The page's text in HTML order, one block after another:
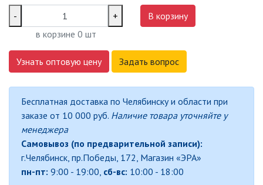
БАКТЕРИЦИДНЫЕ ЛАМПЫ
ДАТЧИКИ ДВИЖЕНИЯ И
ФОТОРЕЛЕ
ДЕКОРАТИВНАЯ ПОДСВЕТКА
ДЕКОРАТИВНЫЕ СВЕТИЛЬНИКИ
ИЗОЛЯЦИОННАЯ ЛЕНТА
-
+
в корзине 0 шт
В корзину
Узнать оптовую цену Задать вопрос
Бесплатная доставка по Челябинску и области при
заказе от 10 000 руб. Наличие товара уточняйте у
менеджера
Самовывоз (по предварительной записи):
г.Челябинск, пр.Победы, 172, Магазин «ЭРА»
пн-пт: 9:00 - 19:00, сб-вс: 10:00 - 18:00